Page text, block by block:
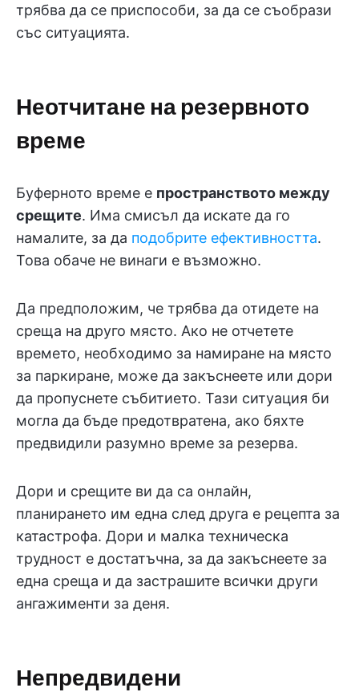
трябва да се приспособи, за да се съобрази
със ситуацията.
Неотчитане на резервното
време
Буферното време е пространството между
срещите. Има смисъл да искате да го
намалите, за да подобрите ефективността.
Това обаче не винаги е възможно.
Да предположим, че трябва да отидете на
среща на друго място. Ако не отчетете
времето, необходимо за намиране на място
за паркиране, може да закъснеете или дори
да пропуснете събитието. Тази ситуация би
могла да бъде предотвратена, ако бяхте
предвидили разумно време за резерва.
Дори и срещите ви да са онлайн,
планирането им една след друга е рецепта за
катастрофа. Дори и малка техническа
трудност е достатъчна, за да закъснеете за
една среща и да застрашите всички други
ангажименти за деня.
Непредвидени